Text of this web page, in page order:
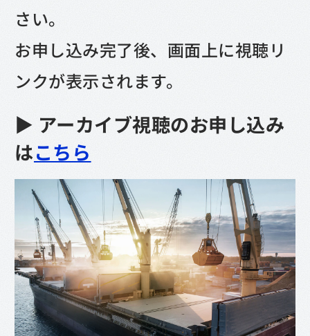
さい。
お申し込み完了後、画面上に視聴リ
ンクが表示されます。
▶︎ アーカイブ視聴のお申し込み
はこちら